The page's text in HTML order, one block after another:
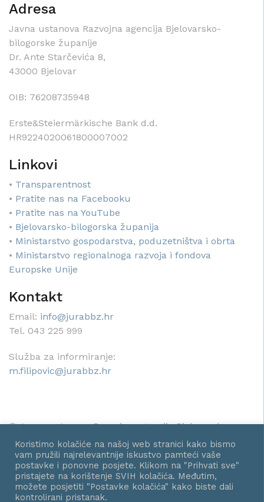
Adresa
Javna ustanova Razvojna agencija Bjelovarsko-
bilogorske županije
Dr. Ante Starčevića 8,
43000 Bjelovar
OIB: 76208735948
Erste&Steiermärkische Bank d.d.
HR9224020061800007002
Linkovi
• Transparentnost
• Pratite nas na Facebooku
• Pratite nas na YouTube
• Bjelovarsko-bilogorska županija
• Ministarstvo gospodarstva, poduzetništva i obrta
• Ministarstvo regionalnoga razvoja i fondova
Europske Unije
Kontakt
Email: info@jurabbz.hr
Tel. 043 225 999
Služba za informiranje:
m.filipovic@jurabbz.hr
© Javna ustanova Razvojna agencija Bjelovarsko-
bilogorske županije - Sva prava pridržana.
Koristimo kolačiće na našoj web stranici kako bismo
vam pružili najrelevantnije iskustvo pamteći vaše
postavke i ponovne posjete. Klikom na "Prihvati sve"
pristajete na korištenje SVIH kolačića. Međutim,
možete posjetiti "Postavke kolačića" kako biste dali
kontrolirani pristanak.